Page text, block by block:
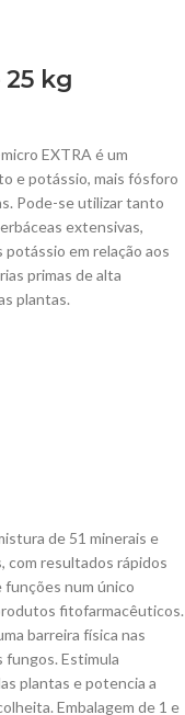
kg
EXTRA é um
e potássio, mais fósforo
Pode-se utilizar tanto
extensivas,
em relação aos
primas de alta
plantas.
de 51 minerais e
com resultados rápidos
num único
fitofarmacêuticos.
barreira física nas
fungos. Estimula
plantas e potencia a
Embalagem de 1 e